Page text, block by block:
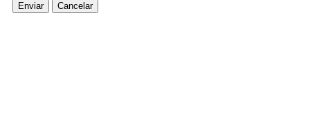
Enviar Cancelar